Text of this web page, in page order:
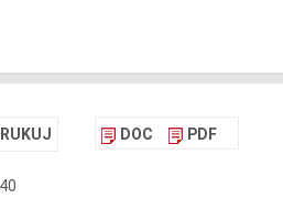
DOC PDF